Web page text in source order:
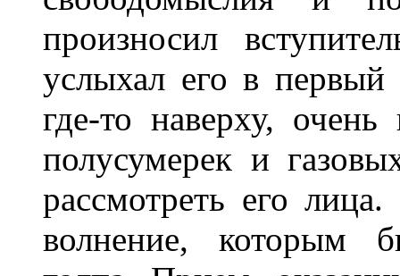
произносил
услыхал его в
где-то наверху,
полусумерек и
рассмотреть его
волнение, которым